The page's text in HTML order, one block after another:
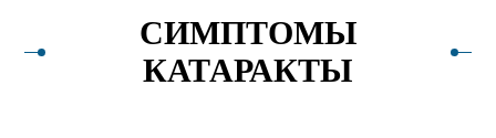
СИМПТОМЫ
КАТАРАКТЫ